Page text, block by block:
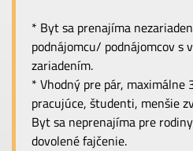
* Byt sa prenajíma
podnájomcu/ podnájomcov s
zariadením.
* Vhodný pre pár, maximálne
pracujúce, študenti, menšie
Byt sa neprenajíma pre
dovolené fajčenie.